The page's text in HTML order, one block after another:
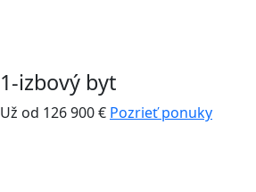
1-izbový byt
Už od 126 900 € Pozrieť ponuky